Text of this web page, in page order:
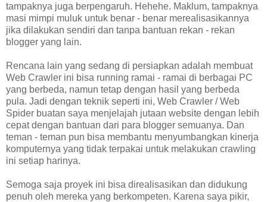
tampaknya juga berpengaruh. Hehehe. Maklum, tampaknya
masi mimpi muluk untuk benar - benar merealisasikannya
jika dilakukan sendiri dan tanpa bantuan rekan - rekan
blogger yang lain.
Rencana lain yang sedang di persiapkan adalah membuat
Web Crawler ini bisa running ramai - ramai di berbagai PC
yang berbeda, namun tetap dengan hasil yang berbeda
pula. Jadi dengan teknik seperti ini, Web Crawler / Web
Spider buatan saya menjelajah jutaan website dengan lebih
cepat dengan bantuan dari para blogger semuanya. Dan
teman - teman pun bisa membantu menyumbangkan kinerja
komputernya yang tidak terpakai untuk melakukan crawling
ini setiap harinya.
Semoga saja proyek ini bisa direalisasikan dan didukung
penuh oleh mereka yang berkompeten. Karena saya pikir,